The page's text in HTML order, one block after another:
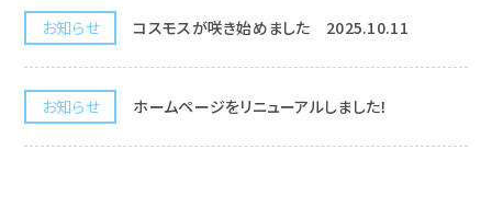
お知らせ コスモスが咲き始めました 2025.10.11
お知らせ ホームページをリニューアルしました！